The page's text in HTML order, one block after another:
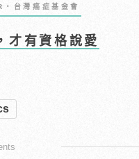
・台灣癌症基金會
才有資格說愛